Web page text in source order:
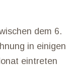
dem 6.
in einigen
eintreten